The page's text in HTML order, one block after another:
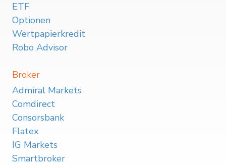
ETF
Optionen
Wertpapierkredit
Robo Advisor
Broker
Admiral Markets
Comdirect
Consorsbank
Flatex
IG Markets
Smartbroker